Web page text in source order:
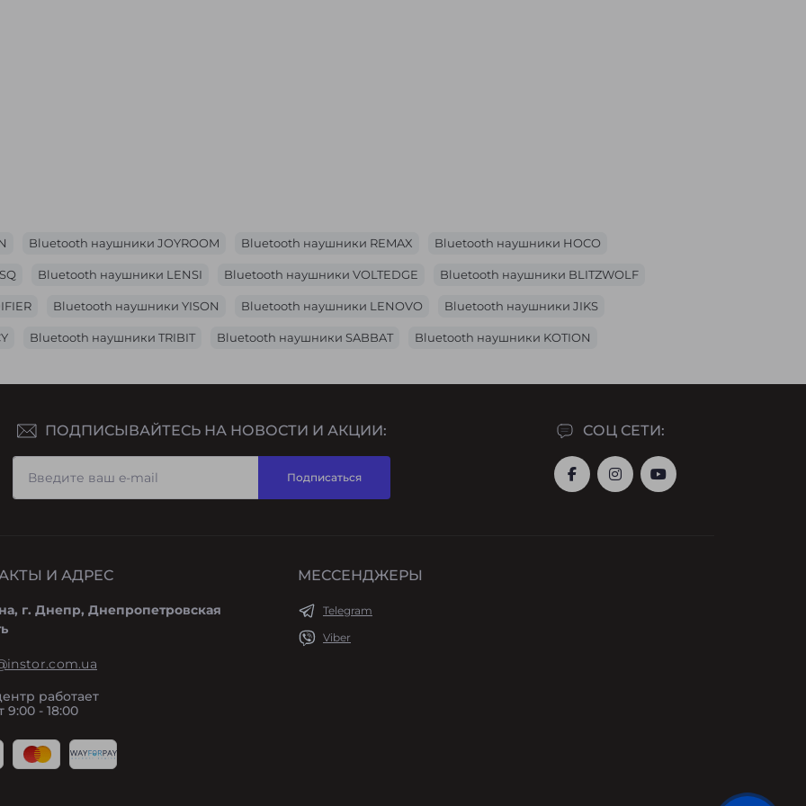
Bluetooth наушники JOYROOM Bluetooth наушники REMAX Bluetooth наушники HOCO
Bluetooth наушники LENSI Bluetooth наушники VOLTEDGE Bluetooth наушники BLITZWOLF
Bluetooth наушники YISON Bluetooth наушники LENOVO Bluetooth наушники JIKS
Bluetooth наушники TRIBIT Bluetooth наушники SABBAT Bluetooth наушники KOTION
СОЦ СЕТИ:
ПОДПИСЫВАЙТЕСЬ НА НОВОСТИ И АКЦИИ:
Подписаться
И АДРЕС
г. Днепр, Днепропетровская
работает
9:00 - 18:00
МЕССЕНДЖЕРЫ
Telegram
Viber